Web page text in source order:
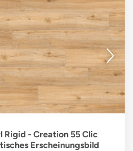
Rigid - Creation 55 Clic
Erscheinungsbild